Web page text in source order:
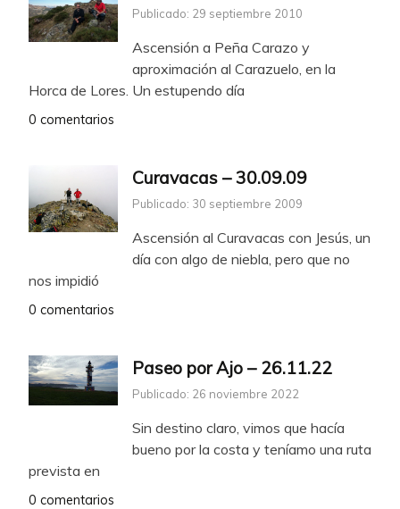
Publicado: 29 septiembre 2010
Ascensión a Peña Carazo y
aproximación al Carazuelo, en la
Horca de Lores. Un estupendo día
0 comentarios
Curavacas – 30.09.09
Publicado: 30 septiembre 2009
Ascensión al Curavacas con Jesús, un
día con algo de niebla, pero que no
nos impidió
0 comentarios
Paseo por Ajo – 26.11.22
Publicado: 26 noviembre 2022
Sin destino claro, vimos que hacía
bueno por la costa y teníamo una ruta
prevista en
0 comentarios